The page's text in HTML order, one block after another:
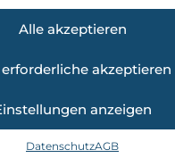
Alle akzeptieren
akzeptieren
anzeigen
DatenschutzAGB
, Brodos AG – All Rights Reserved.